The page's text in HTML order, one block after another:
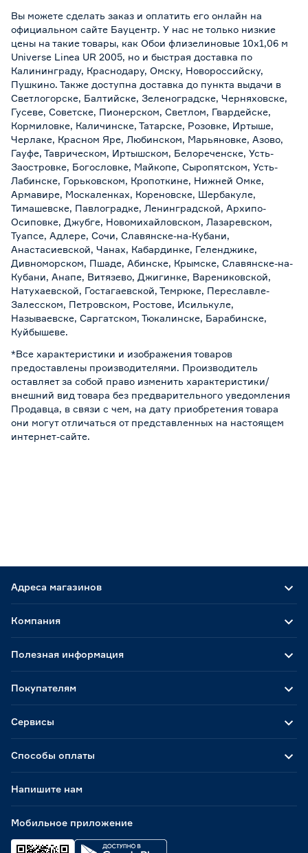
Вы можете сделать заказ и оплатить его онлайн на
официальном сайте Бауцентр. У нас не только низкие
цены на такие товары, как Обои флизелиновые 10х1,06 м
Universe Linea UR 2005, но и быстрая доставка по
Калининграду, Краснодару, Омску, Новороссийску,
Пушкино. Также доступна доставка до пункта выдачи в
Светлогорске, Балтийске, Зеленоградске, Черняховске,
Гусеве, Советске, Пионерском, Светлом, Гвардейске,
Кормиловке, Каличинске, Татарске, Розовке, Иртыше,
Черлаке, Красном Яре, Любинском, Марьяновке, Азово,
Гауфе, Таврическом, Иртышском, Белореченске, Усть-
Заостровке, Богословке, Майкопе, Сыропятском, Усть-
Лабинске, Горьковском, Кропоткине, Нижней Омке,
Армавире, Москаленках, Кореновске, Шербакуле,
Тимашевске, Павлоградке, Ленинградской, Архипо-
Осиповке, Джубге, Новомихайловском, Лазаревском,
Туапсе, Адлере, Сочи, Славянске-на-Кубани,
Анастасиевской, Чанах, Кабардинке, Геленджике,
Дивноморском, Пшаде, Абинске, Крымске, Славянске-на-
Кубани, Анапе, Витязево, Джигинке, Варениковской,
Натухаевской, Гостагаевской, Темрюке, Переславле-
Залесском, Петровском, Ростове, Исилькуле,
Называевске, Саргатском, Тюкалинске, Барабинске,
Куйбышеве.
*Все характеристики и изображения товаров
предоставлены производителями. Производитель
оставляет за собой право изменить характеристики/
внешний вид товара без предварительного уведомления
Продавца, в связи с чем, на дату приобретения товара
они могут отличаться от представленных на настоящем
интернет-сайте.
Адреса магазинов
Способы оплаты
Мобильное приложение
Компания
Полезная информация
Покупателям
Сервисы
Напишите нам